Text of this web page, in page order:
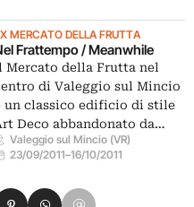
MERCATO DELLA FRUTTA
Frattempo / Meanwhile
Mercato della Frutta nel
di Valeggio sul Mincio
un classico edificio di stile
Deco abbandonato da…
Valeggio sul Mincio (VR)
23/09/2011–16/10/2011
Xsu LinkedIn
su Pinterest
Condividi su WhatsApp
Condividi su Email